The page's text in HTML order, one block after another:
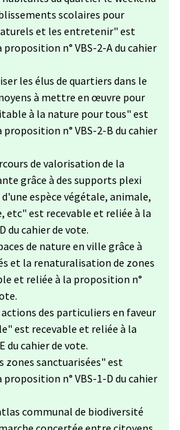
scolaires pour
et les entretenir" est
n° VBS-2-A du cahier
les élus de quartiers dans le
à mettre en œuvre pour
à la nature pour tous" est
n° VBS-2-B du cahier
de valorisation de la
grâce à des supports plexi
espèce végétale, animale,
etc" est recevable et reliée à la
du cahier de vote.
de nature en ville grâce à
et la renaturalisation de zones
et reliée à la proposition n°
des particuliers en faveur
est recevable et reliée à la
du cahier de vote.
zones sanctuarisées" est
n° VBS-1-D du cahier
communal de biodiversité